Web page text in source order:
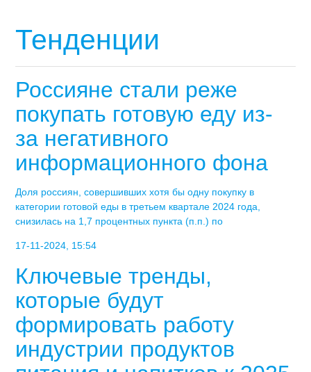
Тенденции
Россияне стали реже
покупать готовую еду из-
за негативного
информационного фона
Доля россиян, совершивших хотя бы одну покупку в
категории готовой еды в третьем квартале 2024 года,
снизилась на 1,7 процентных пункта (п.п.) по
17-11-2024, 15:54
Ключевые тренды,
которые будут
формировать работу
индустрии продуктов